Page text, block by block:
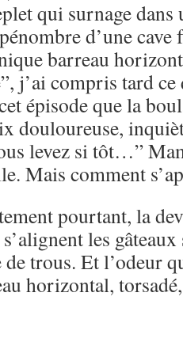
qui surnage dans
d’une
barreau
j’ai compris tard
épisode que la
douloureuse,
levez si tôt…”
Mais comment
pourtant, la
les
trous. Et l’odeur
horizontal,